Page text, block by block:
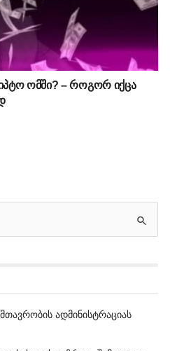
ომში? – როგორ იქცა
ადმინისტრაციას